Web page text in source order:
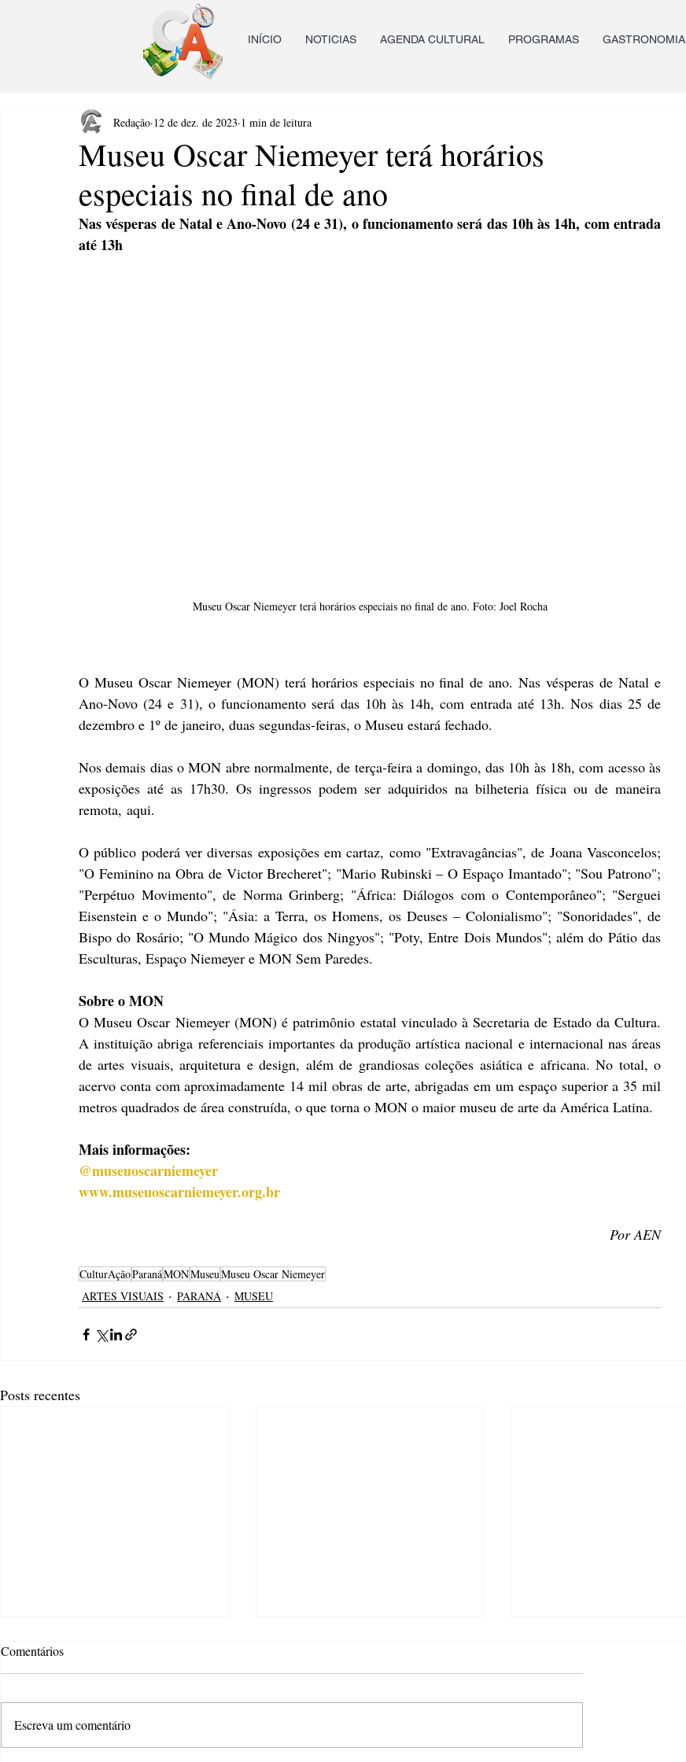
INÍCIO NOTICIAS AGENDA CULTURAL PROGRAMAS GASTRONOMIA
Museu Oscar Niemeyer terá horários
especiais no final de ano
Redação 12 de dez. de 2023 1 min de leitura
Nas vésperas de Natal e Ano-Novo (24 e 31), o funcionamento será das 10h às 14h, com entrada
até 13h
Museu Oscar Niemeyer terá horários especiais no final de ano. Foto: Joel Rocha
O Museu Oscar Niemeyer (MON) terá horários especiais no final de ano. Nas vésperas de Natal e
Ano-Novo (24 e 31), o funcionamento será das 10h às 14h, com entrada até 13h. Nos dias 25 de
dezembro e 1º de janeiro, duas segundas-feiras, o Museu estará fechado.
Nos demais dias o MON abre normalmente, de terça-feira a domingo, das 10h às 18h, com acesso às
exposições até as 17h30. Os ingressos podem ser adquiridos na bilheteria física ou de maneira
remota, aqui.
O público poderá ver diversas exposições em cartaz, como "Extravagâncias", de Joana Vasconcelos;
"O Feminino na Obra de Victor Brecheret"; "Mario Rubinski – O Espaço Imantado"; "Sou Patrono";
"Perpétuo Movimento", de Norma Grinberg; "África: Diálogos com o Contemporâneo"; "Serguei
Eisenstein e o Mundo"; "Ásia: a Terra, os Homens, os Deuses – Colonialismo"; "Sonoridades", de
Bispo do Rosário; "O Mundo Mágico dos Ningyos"; "Poty, Entre Dois Mundos"; além do Pátio das
Esculturas, Espaço Niemeyer e MON Sem Paredes.
Sobre o MON
O Museu Oscar Niemeyer (MON) é patrimônio estatal vinculado à Secretaria de Estado da Cultura.
A instituição abriga referenciais importantes da produção artística nacional e internacional nas áreas
de artes visuais, arquitetura e design, além de grandiosas coleções asiática e africana. No total, o
acervo conta com aproximadamente 14 mil obras de arte, abrigadas em um espaço superior a 35 mil
metros quadrados de área construída, o que torna o MON o maior museu de arte da América Latina.
Mais informações:
@museuoscarniemeyer
www.museuoscarniemeyer.org.br
Por AEN
CulturAçãoParanáMONMuseuMuseu Oscar Niemeyer
ARTES VISUAIS
PARANÁ MUSEU
Posts recentes
Comentários
Escreva um comentário